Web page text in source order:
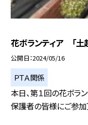
花ボランティア 「土
公開日 2024/05/16
ＰＴＡ関係
本日、第１回の花ボラ
保護者の皆様にご参加